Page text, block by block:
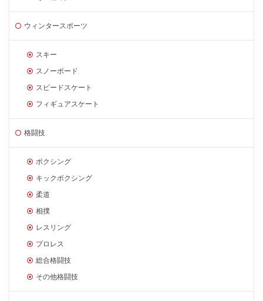
ウィンタースポーツ
スキー
スノーボード
スピードスケート
フィギュアスケート
格闘技
ボクシング
キックボクシング
柔道
相撲
レスリング
プロレス
総合格闘技
その他格闘技